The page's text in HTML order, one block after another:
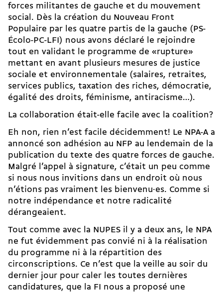
forces militantes de gauche et du mouvement
social. Dès la création du Nouveau Front
Populaire par les quatre partis de la gauche (PS-
Écolo-PC-LFI) nous avons déclaré le rejoindre
tout en validant le programme de «rupture»
mettant en avant plusieurs mesures de justice
sociale et environnementale (salaires, retraites,
services publics, taxation des riches, démocratie,
égalité des droits, féminisme, antiracisme…).
La collaboration était-elle facile avec la coalition?
Eh non, rien n’est facile décidemment! Le NPA-A a
annoncé son adhésion au NFP au lendemain de la
publication du texte des quatre forces de gauche.
Malgré l’appel à signature, c’était un peu comme
si nous nous invitions dans un endroit où nous
n’étions pas vraiment les bienvenu·es. Comme si
notre indépendance et notre radicalité
dérangeaient.
Tout comme avec la NUPES il y a deux ans, le NPA
ne fut évidemment pas convié ni à la réalisation
du programme ni à la répartition des
circonscriptions. Ce n’est que la veille au soir du
dernier jour pour caler les toutes dernières
candidatures, que la FI nous a proposé une